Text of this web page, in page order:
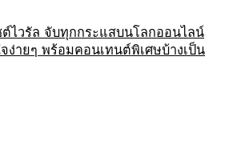
ต์ไวรัล จับทุกกระแสบนโลกออนไลน์
ง่ายๆ พร้อมคอนเทนต์พิเศษบ้างเป็น